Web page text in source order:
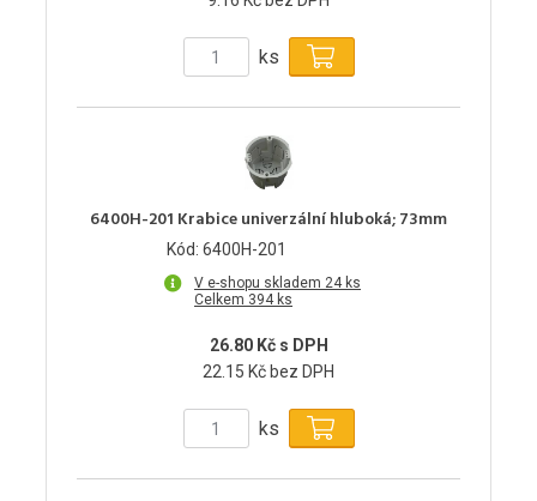
ks
6400H-201 Krabice univerzální hluboká; 73mm
Kód: 6400H-201
V e-shopu skladem 24 ks
Celkem 394 ks
26.80 Kč s DPH
22.15 Kč bez DPH
ks